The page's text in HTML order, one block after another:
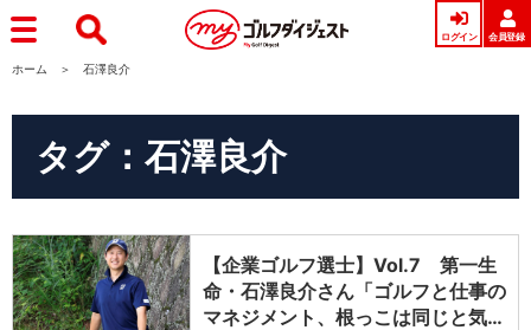
ログイン 会員登録
ホーム 石澤良介
タグ：石澤良介
【企業ゴルフ選士】Vol.7 第一生
命・石澤良介さん「ゴルフと仕事の
マネジメント、根っこは同じと気